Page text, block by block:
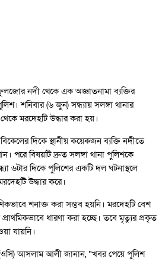
নদী থেকে এক অজ্ঞাতনামা ব্যক্তির
শনিবার (৬ জুন) সন্ধ্যায় সলঙ্গা থানার
মরদেহটি উদ্ধার করা হয়।
দিকে স্থানীয় কয়েকজন ব্যক্তি নদীতে
পরে বিষয়টি দ্রুত সলঙ্গা থানা পুলিশকে
৬টার দিকে পুলিশের একটি দল ঘটনাস্থলে
উদ্ধার করে।
শনাক্ত করা সম্ভব হয়নি। মরদেহটি বেশ
ধারণা করা হচ্ছে। তবে মৃত্যুর প্রকৃত
যায়নি।
(ওসি) আসলাম আলী জানান, “খবর পেয়ে পুলিশ